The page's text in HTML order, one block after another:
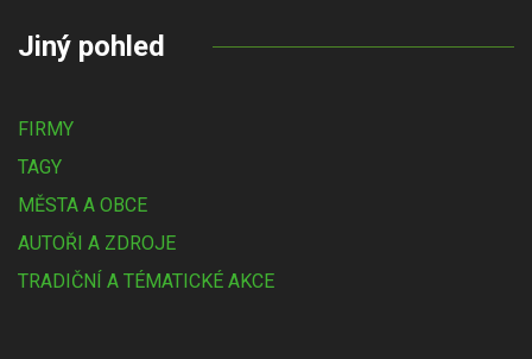
Jiný pohled
FIRMY
TAGY
MĚSTA A OBCE
AUTOŘI A ZDROJE
TRADIČNÍ A TÉMATICKÉ AKCE